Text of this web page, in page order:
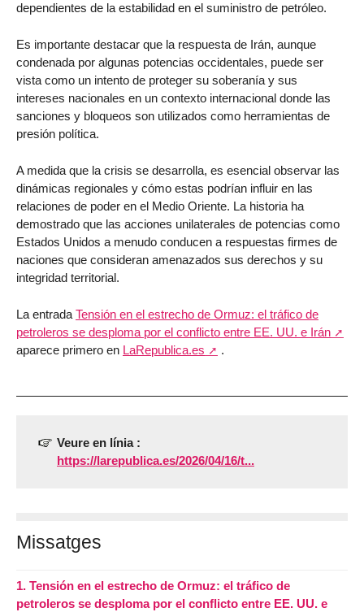
dependientes de la estabilidad en el suministro de petróleo.
Es importante destacar que la respuesta de Irán, aunque
condenada por algunas potencias occidentales, puede ser
vista como un intento de proteger su soberanía y sus
intereses nacionales en un contexto internacional donde las
sanciones y bloqueos son utilizados como herramientas de
presión política.
A medida que la crisis se desarrolla, es esencial observar las
dinámicas regionales y cómo estas podrían influir en las
relaciones de poder en el Medio Oriente. La historia ha
demostrado que las acciones unilaterales de potencias como
Estados Unidos a menudo conducen a respuestas firmes de
naciones que consideran amenazados sus derechos y su
integridad territorial.
La entrada Tensión en el estrecho de Ormuz: el tráfico de
petroleros se desploma por el conflicto entre EE. UU. e Irán
aparece primero en LaRepublica.es .
Veure en línia :
https://larepublica.es/2026/04/16/t...
Missatges
1. Tensión en el estrecho de Ormuz: el tráfico de
petroleros se desploma por el conflicto entre EE. UU. e